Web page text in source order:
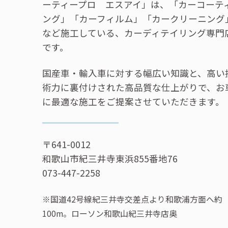
ーティープロ エスアイ」は、「カーコーテ
ング」「カーフィルム」「カークリーニング」
など施工している、カーディテイリング専門
です。
国産車・輸入車に対する幅広い知識と、高い
術力に裏付けされた高品質な仕上がりで、お
に最適な施工をご提案させていただきます。
〒641-0012
和歌山市紀三井寺東浜855番地76
073-447-2258
※国道42号線紀三井寺交差点より和歌浦方面へ約
100m。ローソン和歌山紀三井寺店奥